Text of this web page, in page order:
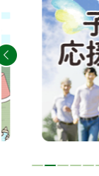
の
ス
ラ
イ